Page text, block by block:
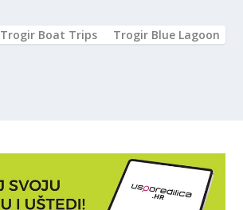
Trogir Boat Trips Trogir Blue Lagoon